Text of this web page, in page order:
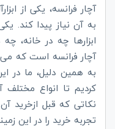
آچار فرانسه، یکی از
به آن نیاز پیدا کند.
ابزارها چه در خانه،
آچار فرانسه است که
به همین دلیل، ما در
کردیم تا انواع مختلف
نکاتی که قبل ازخرید
تجربه خرید را در این